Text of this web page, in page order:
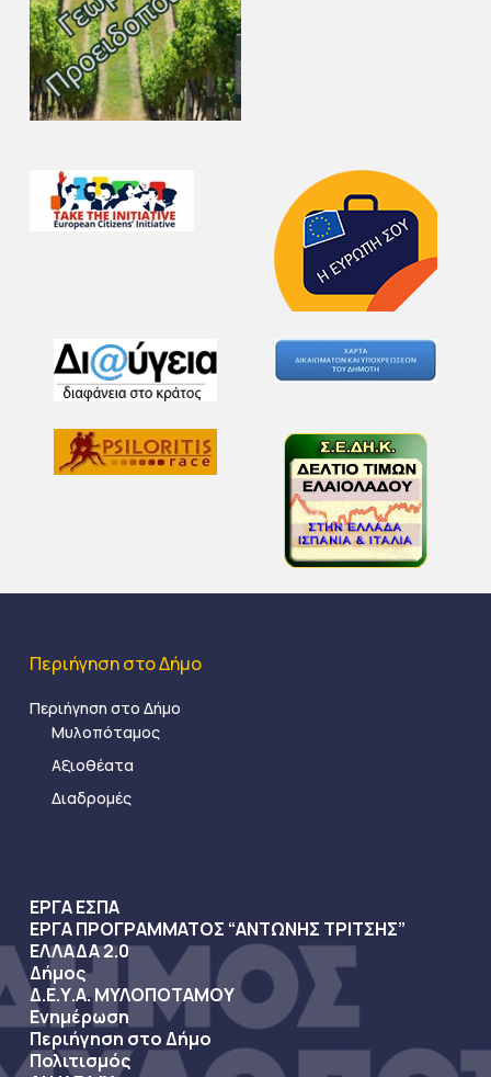
Περιήγηση στο Δήμο
Περιήγηση στο Δήμο
Μυλοπόταμος
Αξιοθέατα
Διαδρομές
ΕΡΓΑ ΕΣΠΑ
ΕΡΓΑ ΠΡΟΓΡΑΜΜΑΤΟΣ “ΑΝΤΩΝΗΣ ΤΡΙΤΣΗΣ”
ΕΛΛΑΔΑ 2.0
Δήμος
Δ.Ε.Υ.Α. ΜΥΛΟΠΟΤΑΜΟΥ
Ενημέρωση
Περιήγηση στο Δήμο
Πολιτισμός